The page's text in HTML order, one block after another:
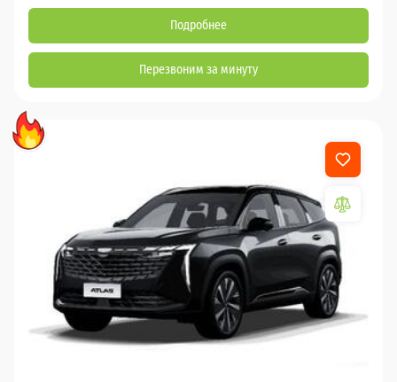
Подробнее
Перезвоним за минуту